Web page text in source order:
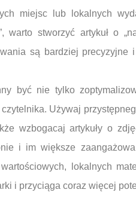
miejsc lub lokalnych
warto stworzyć artykuł o
są bardziej
być nie tylko
Używaj
wzbogacaj artykuły o
i im większe
lokalnych
i przyciąga coraz więcej